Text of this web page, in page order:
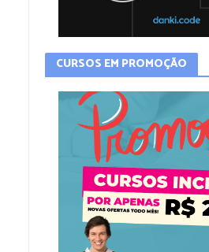
CURSOS EM PROMOÇÃO